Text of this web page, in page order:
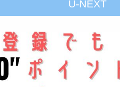
U-NEXT